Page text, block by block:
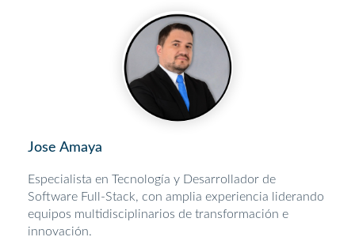
Jose Amaya
Especialista en Tecnología y Desarrollador de
Software Full-Stack, con amplia experiencia liderando
equipos multidisciplinarios de transformación e
innovación.